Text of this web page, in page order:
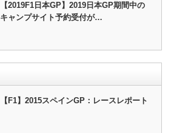
【2019F1日本GP】2019日本GP期間中の
キャンプサイト予約受付が…
【F1】2015スペインGP：レースレポート